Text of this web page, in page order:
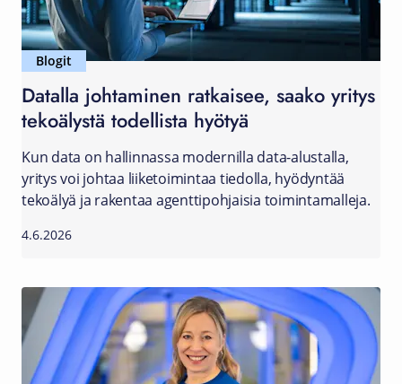
Blogit
Datalla johtaminen ratkaisee, saako yritys
tekoälystä todellista hyötyä
Kun data on hallinnassa modernilla data-alustalla,
yritys voi johtaa liiketoimintaa tiedolla, hyödyntää
tekoälyä ja rakentaa agenttipohjaisia toimintamalleja.
4.6.2026